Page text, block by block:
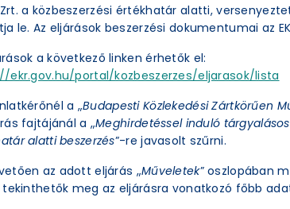
Zrt. a közbeszerzési értékhatár alatti,
le. Az eljárások beszerzési dokumentumai az
a következő linken érhetők el:
ekr.gov.hu/portal/kozbeszerzes/eljarasok/lista
a „Budapesti Közlekedési Zártkörűen
fajtájánál a „Meghirdetéssel induló
alatti beszerzés”-re javasolt szűrni.
az adott eljárás „Műveletek” oszlopában
meg az eljárásra vonatkozó főbb